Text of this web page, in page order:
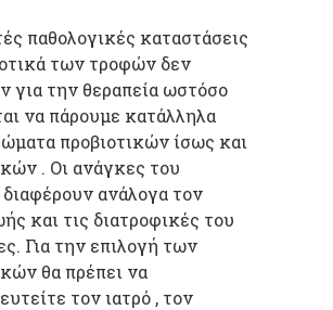
παθολογικές καταστάσεις
των τροφών δεν
για την θεραπεία ωστόσο
να πάρουμε κατάλληλα
προβιοτικών ίσως και
. Οι ανάγκες του
ανάλογα τον
και τις διατροφικές του
Για την επιλογή των
θα πρέπει να
τον ιατρό , τον